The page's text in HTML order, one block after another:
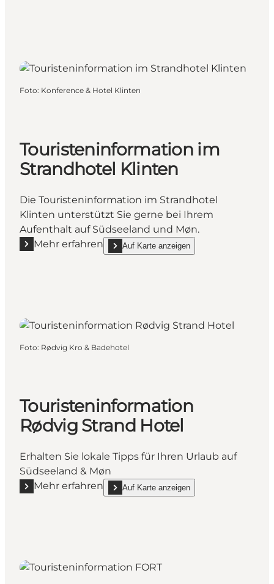
Foto: Konference & Hotel Klinten
Touristeninformation im
Strandhotel Klinten
Die Touristeninformation im Strandhotel
Klinten unterstützt Sie gerne bei Ihrem
Aufenthalt auf Südseeland und Møn.
Mehr erfahren
Mehr erfahren "Touristeninformation im
Auf Karte anzeigen
show Touristeninformation im Strandhotel
Foto: Rødvig Kro & Badehotel
Touristeninformation
Rødvig Strand Hotel
Erhalten Sie lokale Tipps für Ihren Urlaub auf
Südseeland & Møn
Mehr erfahren
Mehr erfahren "Touristeninformation Rødvig Strand
Auf Karte anzeigen
show Touristeninformation Rødvig Strand